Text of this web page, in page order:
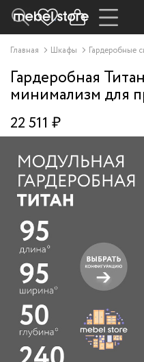
Главная Шкафы Гардеробные
Гардеробная
минимализм для
22 511 ₽